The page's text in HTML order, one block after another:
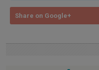
Share on Google+